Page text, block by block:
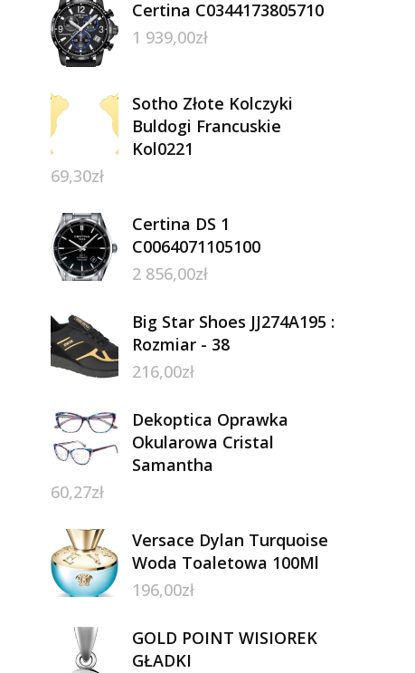
Certina C0344173805710
1 939,00zł
Sotho Złote Kolczyki
Buldogi Francuskie
Kol0221
69,30zł
Certina DS 1
C0064071105100
2 856,00zł
Big Star Shoes JJ274A195 :
Rozmiar - 38
216,00zł
Dekoptica Oprawka
Okularowa Cristal
Samantha
60,27zł
Versace Dylan Turquoise
Woda Toaletowa 100Ml
196,00zł
GOLD POINT WISIOREK
GŁADKI